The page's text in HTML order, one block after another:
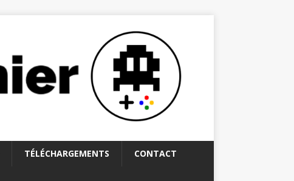
TÉLÉCHARGEMENTS CONTACT